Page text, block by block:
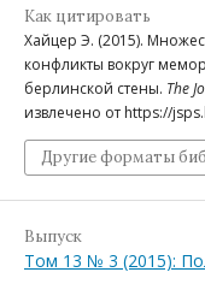
Как цитировать
Хайцер Э. (2015).
конфликты вокруг
берлинской стены. The
извлечено от https://
Другие форматы
Выпуск
Том 13 № 3 (2015):